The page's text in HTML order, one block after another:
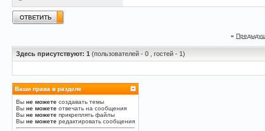
«
Здесь присутствуют: 1 (пользователей - 0 , гостей - 1)
Ваши права в разделе
Вы не можете создавать темы
Вы не можете отвечать на сообщения
Вы не можете прикреплять файлы
Вы не можете редактировать сообщения